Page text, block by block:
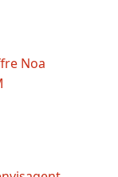
Noa